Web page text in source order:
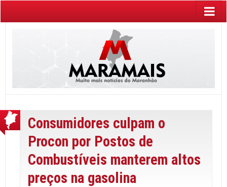
Consumidores culpam o
Procon por Postos de
Combustíveis manterem altos
preços na gasolina